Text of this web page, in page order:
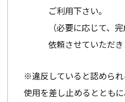
ご利用下さい。
（必要に応じて、
依頼させていただき
※違反していると認めら
使用を差し止めるととも